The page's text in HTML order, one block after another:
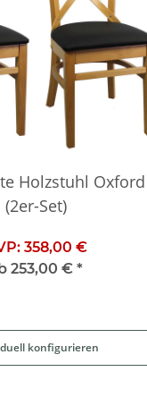
Holzstuhl Oxford
(2er-Set)
358,00 €
253,00 € *
konfigurieren